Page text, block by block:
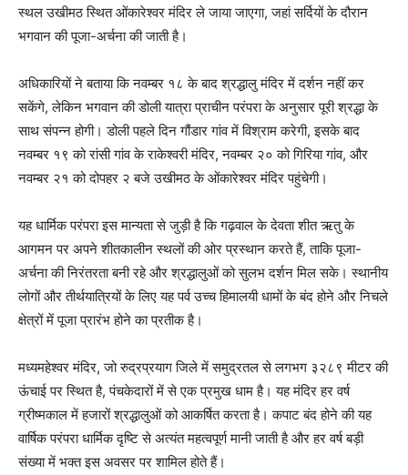
स्थल उखीमठ स्थित ओंकारेश्वर मंदिर ले जाया जाएगा, जहां सर्दियों के दौरान
भगवान की पूजा-अर्चना की जाती है।
अधिकारियों ने बताया कि नवम्बर १८ के बाद श्रद्धालु मंदिर में दर्शन नहीं कर
सकेंगे, लेकिन भगवान की डोली यात्रा प्राचीन परंपरा के अनुसार पूरी श्रद्धा के
साथ संपन्न होगी। डोली पहले दिन गौंडार गांव में विश्राम करेगी, इसके बाद
नवम्बर १९ को रांसी गांव के राकेश्वरी मंदिर, नवम्बर २० को गिरिया गांव, और
नवम्बर २१ को दोपहर २ बजे उखीमठ के ओंकारेश्वर मंदिर पहुंचेगी।
यह धार्मिक परंपरा इस मान्यता से जुड़ी है कि गढ़वाल के देवता शीत ऋतु के
आगमन पर अपने शीतकालीन स्थलों की ओर प्रस्थान करते हैं, ताकि पूजा-
अर्चना की निरंतरता बनी रहे और श्रद्धालुओं को सुलभ दर्शन मिल सके। स्थानीय
लोगों और तीर्थयात्रियों के लिए यह पर्व उच्च हिमालयी धामों के बंद होने और निचले
क्षेत्रों में पूजा प्रारंभ होने का प्रतीक है।
मध्यमहेश्वर मंदिर, जो रुद्रप्रयाग जिले में समुद्रतल से लगभग ३२८९ मीटर की
ऊंचाई पर स्थित है, पंचकेदारों में से एक प्रमुख धाम है। यह मंदिर हर वर्ष
ग्रीष्मकाल में हजारों श्रद्धालुओं को आकर्षित करता है। कपाट बंद होने की यह
वार्षिक परंपरा धार्मिक दृष्टि से अत्यंत महत्वपूर्ण मानी जाती है और हर वर्ष बड़ी
संख्या में भक्त इस अवसर पर शामिल होते हैं।